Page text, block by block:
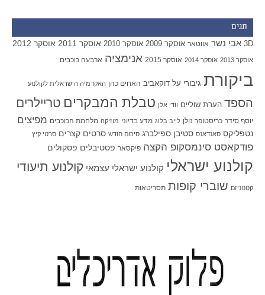
תגים
3D אבי נשר אווטאר אוסקר 2009 אוסקר 2010 אוסקר 2011 אוסקר 2012
אוסקר 2013 אוסקר 2014 אוסקר 2015 אנימציה ארבעה כוכבים
ביקורת גיבורי על דוקאביב האחים כהן האקדמיה הישראלית לקולנוע
הספד הערת שוליים וודי אלן טבלת המבקרים טריילרים
יוסף סידר כריסטופר נולן לייב בלוג מדע בדיוני מוזיקה מלחמת הכוכבים מפיצים
נטפליקס סאנדאנס סטיבן ספילברג סיכום חודש סרטים קצרים סרטי קיץ
פודקאסט סינמסקופ הקצה פיקסאר פסטיבלים פסקולים
קולנוע ישראלי קולנוע ישראלי עצמאי קולנוע תיעודי
קטנוניזם שוברי קופות תסריטאות